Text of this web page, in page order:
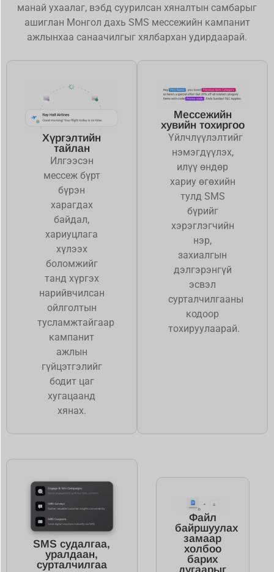
манай ухаалаг, вэбд суурилсан хяналтын самбарыг
ашиглан Монгол дахь SMS мессежийн кампанит
ажлынхаа санаачилгыг хялбархан удирдаарай.
Хүргэлтийн
тайлан
Илгээсэн
мессеж бүрт
бүрэн
харагдах
байдал,
хариуцлага
хүлээх
боломжийг
танд хүргэх
нарийвчилсан
ойлголтын
тусламжтайгаар
кампанит
ажлын
гүйцэтгэлийг
бодит цаг
хугацаанд
хянах.
Мессежийн
хувийн тохиргоо
Үйлчлүүлэлтийг
нэмэгдүүлэх,
илүү өндөр
хариу өгөхийн
тулд SMS
бүрийг
хэрэглэгчийн
нэр,
захиалгын
дэлгэрэнгүй
эсвэл
сурталчилгааны
кодоор
тохируулаарай.
SMS судалгаа,
уралдаан,
сурталчилгаа
Файл
байршуулах
замаар
холбоо
барих